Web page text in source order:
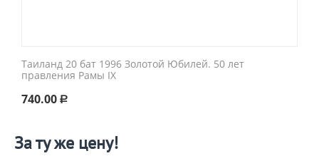
Таиланд 20 бат 1996 Золотой Юбилей. 50 лет
правления Рамы IX
740.00 Р
За ту же цену!